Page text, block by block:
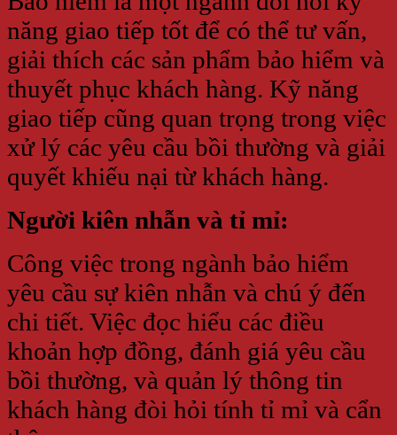
năng giao tiếp tốt để có thể tư vấn,
giải thích các sản phẩm bảo hiểm và
thuyết phục khách hàng. Kỹ năng
giao tiếp cũng quan trọng trong việc
xử lý các yêu cầu bồi thường và giải
quyết khiếu nại từ khách hàng.
Người kiên nhẫn và tỉ mỉ:
Công việc trong ngành bảo hiểm
yêu cầu sự kiên nhẫn và chú ý đến
chi tiết. Việc đọc hiểu các điều
khoản hợp đồng, đánh giá yêu cầu
bồi thường, và quản lý thông tin
khách hàng đòi hỏi tính tỉ mỉ và cẩn